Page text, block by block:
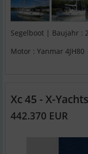
Segelboot | Baujahr :
Motor : Yanmar 4JH80
Xc 45 - X-Yachts
442.370 EUR